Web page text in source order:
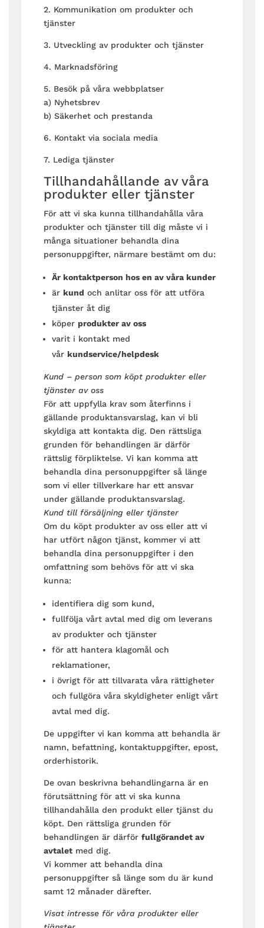
2. Kommunikation om produkter och
tjänster
3. Utveckling av produkter och tjänster
4. Marknadsföring
5. Besök på våra webbplatser
a) Nyhetsbrev
b) Säkerhet och prestanda
6. Kontakt via sociala media
7. Lediga tjänster
Tillhandahållande av våra
produkter eller tjänster
För att vi ska kunna tillhandahålla våra
produkter och tjänster till dig måste vi i
många situationer behandla dina
personuppgifter, närmare bestämt om du:
Är kontaktperson hos en av våra kunder
är kund och anlitar oss för att utföra
tjänster åt dig
köper produkter av oss
varit i kontakt med
vår kundservice/helpdesk
Kund – person som köpt produkter eller
tjänster av oss
För att uppfylla krav som återfinns i
gällande produktansvarslag, kan vi bli
skyldiga att kontakta dig. Den rättsliga
grunden för behandlingen är därför
rättslig förpliktelse. Vi kan komma att
behandla dina personuppgifter så länge
som vi eller tillverkare har ett ansvar
under gällande produktansvarslag.
Kund till försäljning eller tjänster
Om du köpt produkter av oss eller att vi
har utfört någon tjänst, kommer vi att
behandla dina personuppgifter i den
omfattning som behövs för att vi ska
kunna:
identifiera dig som kund,
fullfölja vårt avtal med dig om leverans
av produkter och tjänster
för att hantera klagomål och
reklamationer,
i övrigt för att tillvarata våra rättigheter
och fullgöra våra skyldigheter enligt vårt
avtal med dig.
De uppgifter vi kan komma att behandla är
namn, befattning, kontaktuppgifter, epost,
orderhistorik.
De ovan beskrivna behandlingarna är en
förutsättning för att vi ska kunna
tillhandahålla den produkt eller tjänst du
köpt. Den rättsliga grunden för
behandlingen är därför fullgörandet av
avtaletmed dig.
Vi kommer att behandla dina
personuppgifter så länge som du är kund
samt 12 månader därefter.
Visat intresse för våra produkter eller